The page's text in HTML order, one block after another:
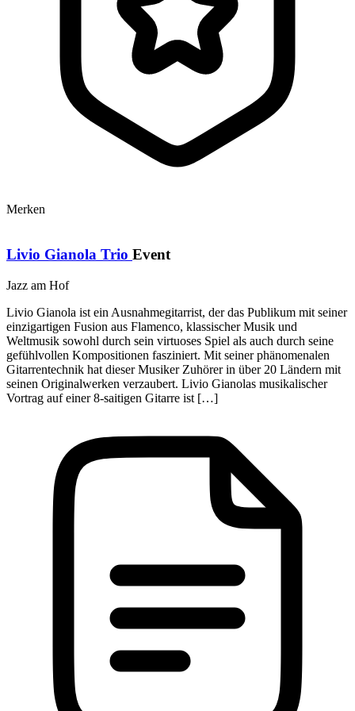
Merken
Livio Gianola Trio Event
Jazz am Hof
Livio Gianola ist ein Ausnahmegitarrist, der das Publikum mit seiner
einzigartigen Fusion aus Flamenco, klassischer Musik und
Weltmusik sowohl durch sein virtuoses Spiel als auch durch seine
gefühlvollen Kompositionen fasziniert. Mit seiner phänomenalen
Gitarrentechnik hat dieser Musiker Zuhörer in über 20 Ländern mit
seinen Originalwerken verzaubert. Livio Gianolas musikalischer
Vortrag auf einer 8-saitigen Gitarre ist […]